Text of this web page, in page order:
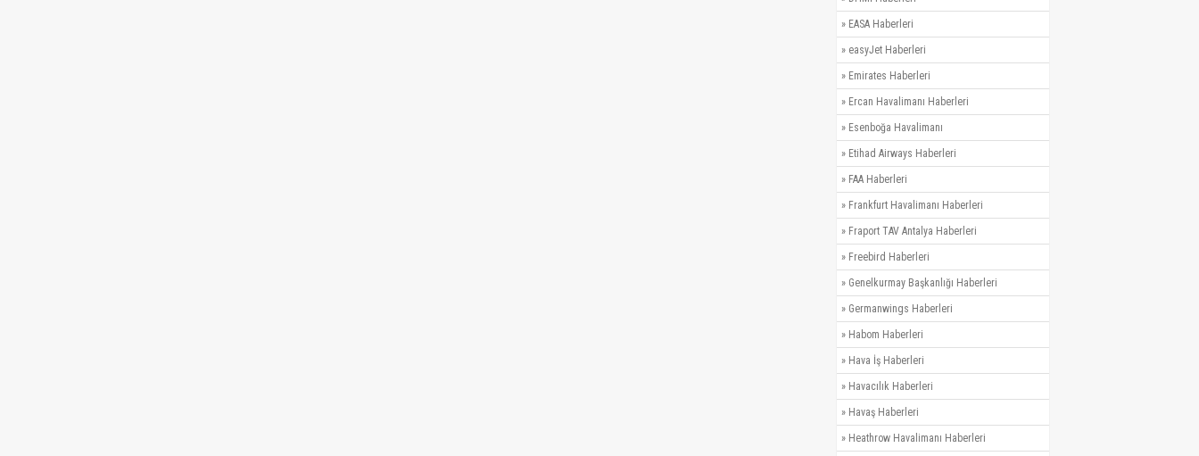
» EASA Haberleri
» easyJet Haberleri
» Emirates Haberleri
» Ercan Havalimanı Haberleri
» Esenboğa Havalimanı
» Etihad Airways Haberleri
» FAA Haberleri
» Frankfurt Havalimanı Haberleri
» Fraport TAV Antalya Haberleri
» Freebird Haberleri
» Genelkurmay Başkanlığı Haberleri
» Germanwings Haberleri
» Habom Haberleri
» Hava İş Haberleri
» Havacılık Haberleri
» Havaş Haberleri
» Heathrow Havalimanı Haberleri